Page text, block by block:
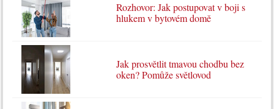
Rozhovor: Jak postupovat v boji s
hlukem v bytovém domě
Jak prosvětlit tmavou chodbu bez
oken? Pomůže světlovod